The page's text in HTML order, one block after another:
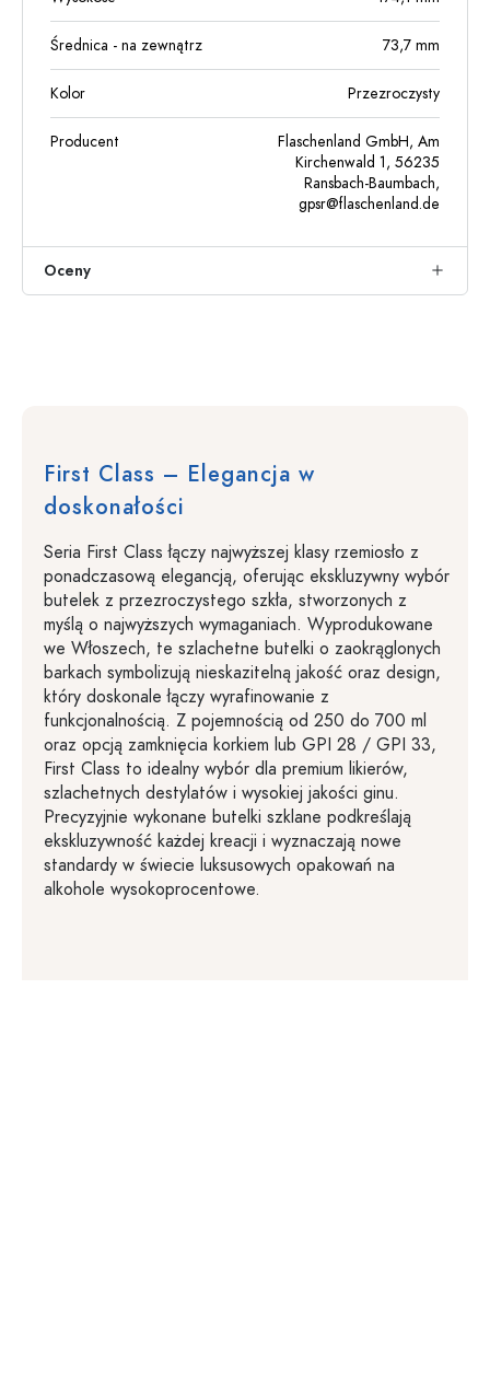
Średnica - na zewnątrz 73,7 mm
Kolor Przezroczysty
Producent
Flaschenland GmbH, Am
Kirchenwald 1, 56235
Ransbach-Baumbach,
gpsr@flaschenland.de
Oceny
First Class – Elegancja w
doskonałości
Seria First Class łączy najwyższej klasy rzemiosło z
ponadczasową elegancją, oferując ekskluzywny wybór
butelek z przezroczystego szkła, stworzonych z
myślą o najwyższych wymaganiach. Wyprodukowane
we Włoszech, te szlachetne butelki o zaokrąglonych
barkach symbolizują nieskazitelną jakość oraz design,
który doskonale łączy wyrafinowanie z
funkcjonalnością. Z pojemnością od 250 do 700 ml
oraz opcją zamknięcia korkiem lub GPI 28 / GPI 33,
First Class to idealny wybór dla premium likierów,
szlachetnych destylatów i wysokiej jakości ginu.
Precyzyjnie wykonane butelki szklane podkreślają
ekskluzywność każdej kreacji i wyznaczają nowe
standardy w świecie luksusowych opakowań na
alkohole wysokoprocentowe.